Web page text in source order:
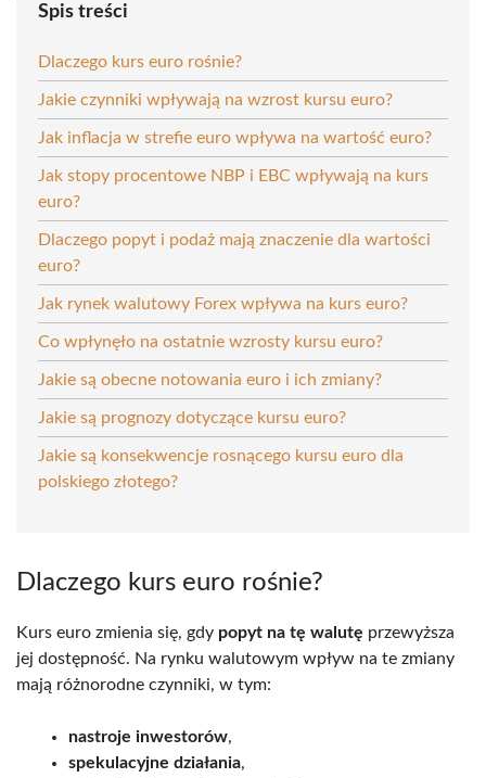
Spis treści
Dlaczego kurs euro rośnie?
Jakie czynniki wpływają na wzrost kursu euro?
Jak inflacja w strefie euro wpływa na wartość euro?
Jak stopy procentowe NBP i EBC wpływają na kurs
euro?
Dlaczego popyt i podaż mają znaczenie dla wartości
euro?
Jak rynek walutowy Forex wpływa na kurs euro?
Co wpłynęło na ostatnie wzrosty kursu euro?
Jakie są obecne notowania euro i ich zmiany?
Jakie są prognozy dotyczące kursu euro?
Jakie są konsekwencje rosnącego kursu euro dla
polskiego złotego?
Dlaczego kurs euro rośnie?
Kurs euro zmienia się, gdy popyt na tę walutę przewyższa
jej dostępność. Na rynku walutowym wpływ na te zmiany
mają różnorodne czynniki, w tym:
nastroje inwestorów,
spekulacyjne działania,